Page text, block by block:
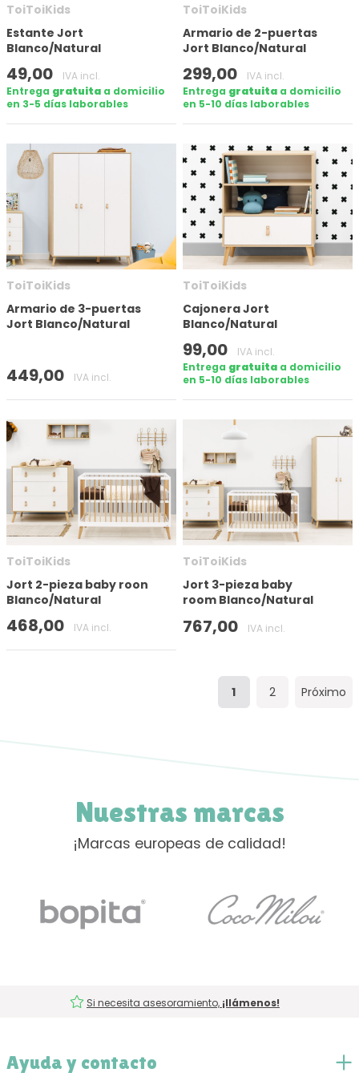
ToiToiKids
Estante Jort
Blanco/Natural
49,00
IVA incl.
Entrega gratuita a domicilio
en 3-5 días laborables
ToiToiKids
Armario de 2-puertas
Jort Blanco/Natural
299,00
IVA incl.
Entrega gratuitaa domicilio
en 5-10 días laborables
ToiToiKids
Armario de 3-puertas
Jort Blanco/Natural
449,00 IVA incl.
ToiToiKids
Cajonera Jort
Blanco/Natural
99,00
IVA incl.
Entrega gratuitaa domicilio
en 5-10 días laborables
ToiToiKids
Jort 2-pieza baby roon
Blanco/Natural
468,00 IVA incl.
ToiToiKids
Jort 3-pieza baby
room Blanco/Natural
767,00 IVA incl.
1 2 Próximo
Nuestras marcas
¡Marcas europeas de calidad!
Si necesita asesoramiento, ¡llámenos!
Ayuda y contacto